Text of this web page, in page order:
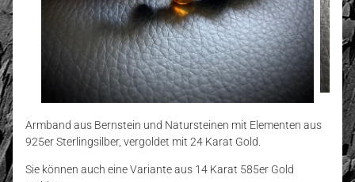
Armband aus Bernstein und Natursteinen mit Elementen aus
925er Sterlingsilber, vergoldet mit 24 Karat Gold.
Sie können auch eine Variante aus 14 Karat 585er Gold